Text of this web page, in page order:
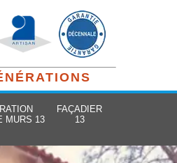
MURS 13
FAÇADIER
13